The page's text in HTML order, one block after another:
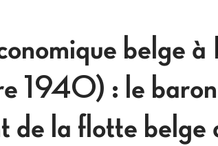
belge
1940) : le
de la flotte belge